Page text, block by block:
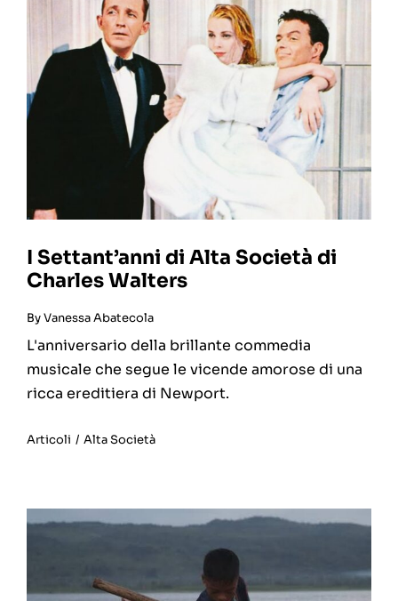
I Settant’anni di Alta Società di
Charles Walters
ByVanessa Abatecola
L'anniversario della brillante commedia
musicale che segue le vicende amorose di una
ricca ereditiera di Newport.
Articoli / Alta Società